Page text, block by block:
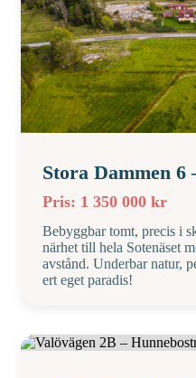
Stora Dammen 6
Pris: 1 350 000 kr
Bebyggbar tomt, precis i
närhet till hela Sotenäset
avstånd. Underbar natur,
ert eget paradis!